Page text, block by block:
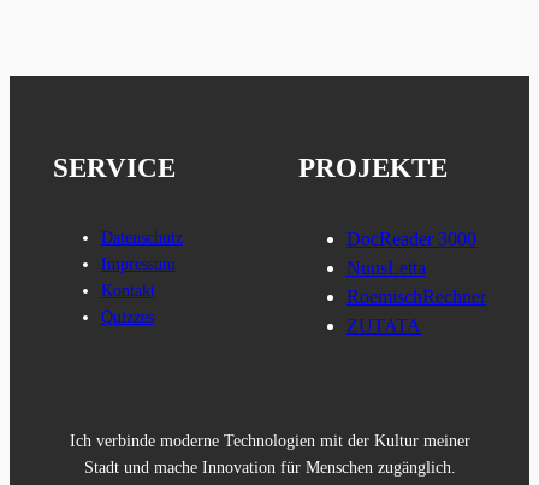
SERVICE
Datenschutz
Impressum
Kontakt
Quizzes
PROJEKTE
DocReader 3000
NuusLetta
RoemischRechner
ZUTATA
Ich verbinde moderne Technologien mit der Kultur meiner
Stadt und mache Innovation für Menschen zugänglich.